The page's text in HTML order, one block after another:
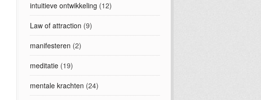
intuitieve ontwikkeling (12)
Law of attraction (9)
manifesteren (2)
meditatie(19)
mentale krachten (24)